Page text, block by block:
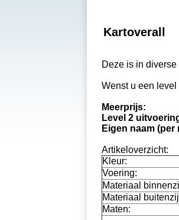
Kartoverall
Deze is in
Wenst u een
Meerprijs:
Level 2
Eigen naam
Artikeloverzicht:
Kleur:
Voering:
Materiaal
Materiaal
Maten: